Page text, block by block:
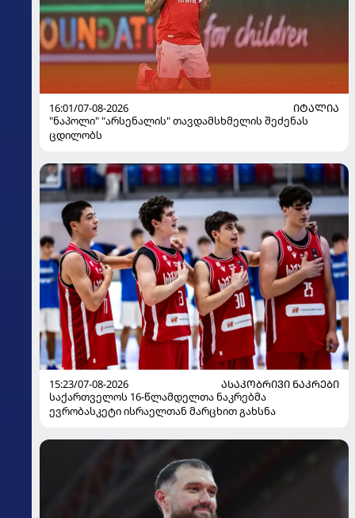
16:01/07-08-2026
ᲘᲢᲐᲚᲘᲐ
"ნაპოლი" "არსენალის" თავდამსხმელის შეძენას
ცდილობს
15:23/07-08-2026
ᲐᲡᲐᲙᲝᲑᲠᲘᲕᲘ ᲜᲐᲙᲠᲔᲑᲘ
საქართველოს 16-წლამდელთა ნაკრებმა
ევრობასკეტი ისრაელთან მარცხით გახსნა